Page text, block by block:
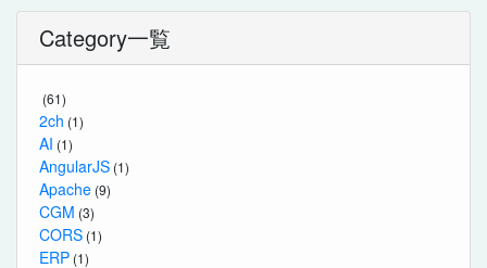
Category一覧
(61)
2ch (1)
AI (1)
AngularJS (1)
Apache (9)
CGM (3)
CORS (1)
ERP (1)